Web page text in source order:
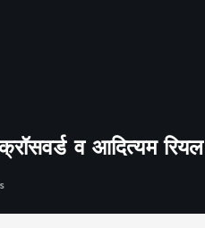
व आदित्यम